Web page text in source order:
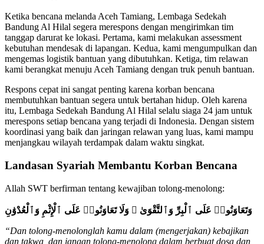
Ketika bencana melanda Aceh Tamiang, Lembaga Sedekah
Bandung Al Hilal segera merespons dengan mengirimkan tim
tanggap darurat ke lokasi. Pertama, kami melakukan assessment
kebutuhan mendesak di lapangan. Kedua, kami mengumpulkan dan
mengemas logistik bantuan yang dibutuhkan. Ketiga, tim relawan
kami berangkat menuju Aceh Tamiang dengan truk penuh bantuan.
Respons cepat ini sangat penting karena korban bencana
membutuhkan bantuan segera untuk bertahan hidup. Oleh karena
itu, Lembaga Sedekah Bandung Al Hilal selalu siaga 24 jam untuk
merespons setiap bencana yang terjadi di Indonesia. Dengan sistem
koordinasi yang baik dan jaringan relawan yang luas, kami mampu
menjangkau wilayah terdampak dalam waktu singkat.
Landasan Syariah Membantu Korban Bencana
Allah SWT berfirman tentang kewajiban tolong-menolong:
وَتَعَاوَنُوا۟ عَلَى ٱلْبِرِّ وَٱلتَّقْوَىٰ ۖ وَلَا تَعَاوَنُوا۟ عَلَى ٱلْإِثْمِ وَٱلْعُدْوَٰنِ
“Dan tolong-menolonglah kamu dalam (mengerjakan) kebajikan
dan takwa, dan jangan tolong-menolong dalam berbuat dosa dan